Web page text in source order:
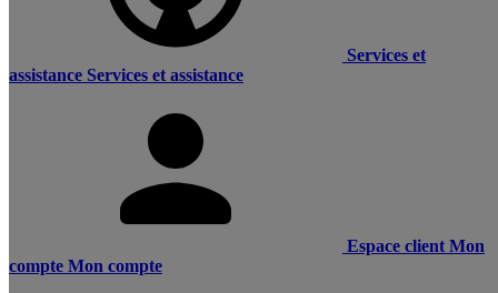
Services et
assistance Services et assistance
Espace client Mon
compte Mon compte